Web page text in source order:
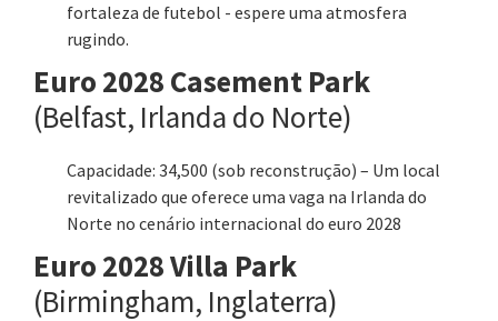
fortaleza de futebol - espere uma atmosfera
rugindo.
Euro 2028 Casement Park
(Belfast, Irlanda do Norte)
Capacidade: 34,500 (sob reconstrução) – Um local
revitalizado que oferece uma vaga na Irlanda do
Norte no cenário internacional do euro 2028
Euro 2028 Villa Park
(Birmingham, Inglaterra)